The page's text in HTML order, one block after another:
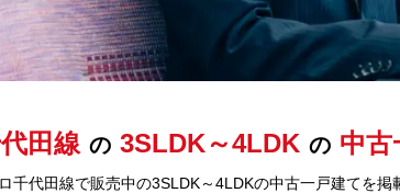
田線 の 3SLDK～4LDK の 中古
千代田線で販売中の3SLDK～4LDKの中古一戸建てを掲